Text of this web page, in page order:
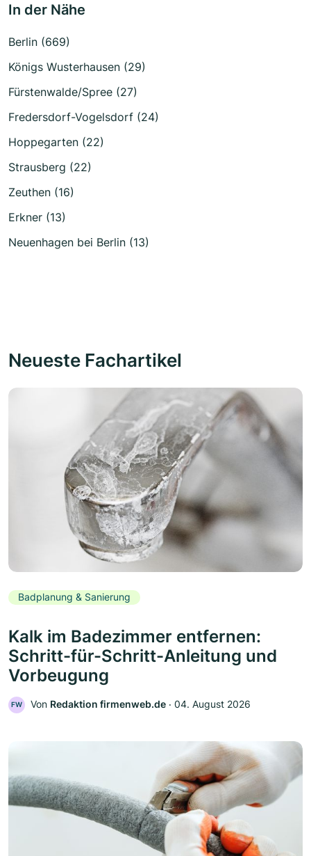
In der Nähe
Berlin (669)
Königs Wusterhausen (29)
Fürstenwalde/Spree (27)
Fredersdorf-Vogelsdorf (24)
Hoppegarten (22)
Strausberg (22)
Zeuthen (16)
Erkner (13)
Neuenhagen bei Berlin (13)
Neueste Fachartikel
Badplanung & Sanierung
Kalk im Badezimmer entfernen:
Schritt-für-Schritt-Anleitung und
Vorbeugung
FW Von Redaktion firmenweb.de ‧ 04. August 2026